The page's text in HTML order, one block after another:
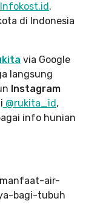
Infokost.id.
di Indonesia
via Google
langsung
Instagram
@rukita_id,
info hunian
air-
bagi-tubuh